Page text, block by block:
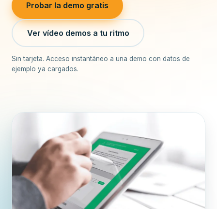
Probar la demo gratis
Ver vídeo demos a tu ritmo
Sin tarjeta. Acceso instantáneo a una demo con datos de
ejemplo ya cargados.